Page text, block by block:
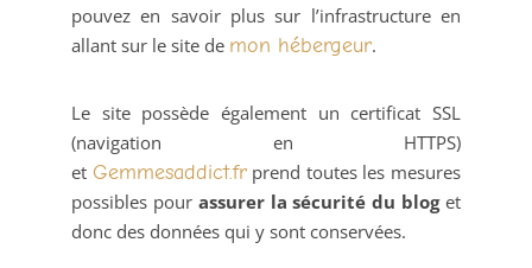
pouvez en savoir plus sur l’infrastructure en
allant sur le site de mon hébergeur.
Le site possède également un certificat SSL
(navigation en HTTPS)
et Gemmesaddict.frprend toutes les mesures
possibles pour assurer la sécurité du bloget
donc des données qui y sont conservées.